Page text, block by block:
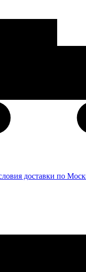
доставки по